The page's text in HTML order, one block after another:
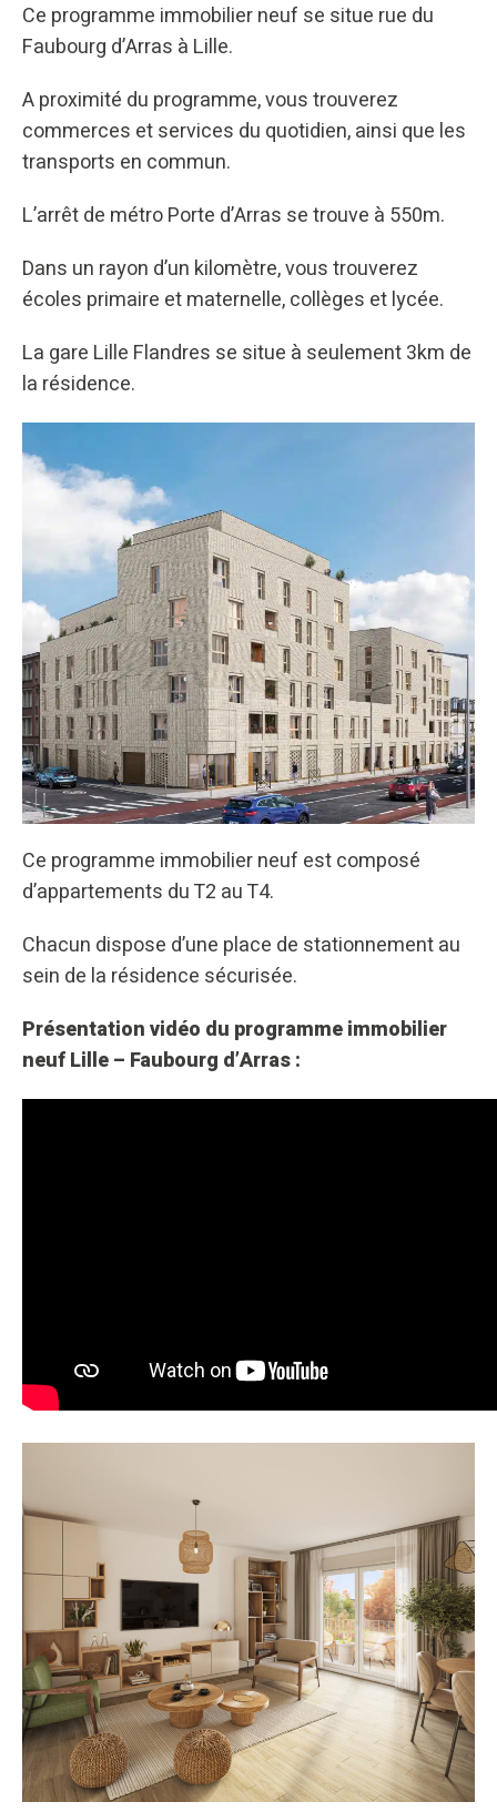
Ce programme immobilier neuf se situe rue du
Faubourg d’Arras à Lille.
A proximité du programme, vous trouverez
commerces et services du quotidien, ainsi que les
transports en commun.
L’arrêt de métro Porte d’Arras se trouve à 550m.
Dans un rayon d’un kilomètre, vous trouverez
écoles primaire et maternelle, collèges et lycée.
La gare Lille Flandres se situe à seulement 3km de
la résidence.
Ce programme immobilier neuf est composé
d’appartements du T2 au T4.
Chacun dispose d’une place de stationnement au
sein de la résidence sécurisée.
Présentation vidéo du programme immobilier
neuf Lille – Faubourg d’Arras :